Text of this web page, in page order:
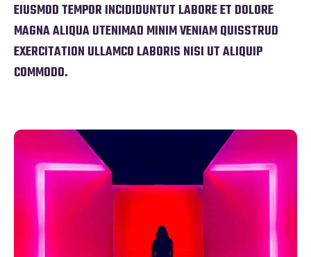
EIUSMOD TEMPOR INCIDIDUNTUT LABORE ET DOLORE
MAGNA ALIQUA UTENIMAD MINIM VENIAM QUISSTRUD
EXERCITATION ULLAMCO LABORIS NISI UT ALIQUIP
COMMODO.